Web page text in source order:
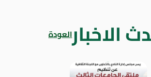
الاخبارالعودة